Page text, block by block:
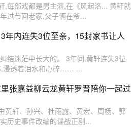
,每部戏都是男主演,在《风起洛... 黄轩就
过节回老家,父子俩在爷...
年内连失3位至亲，15封家书让人
结迷茫中长大的。 3年间,黄轩连失3位
,浸透着泪水和心碎…… ...
张嘉益柳云龙黄轩罗晋陪你一起过
黄轩、孙兴、杜雨露、黄宏、周杨、郭
历史事件改编的谍战正剧...